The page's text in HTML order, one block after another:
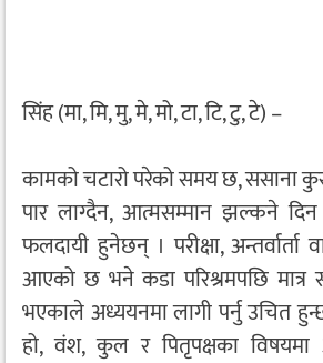
सिंह (मा, मि, मु, मे, मो, टा, टि, टु, टे) –
कामको चटारो परेको समय छ, ससाना
पार लाग्दैन, आत्मसम्मान झल्कने दिन
फलदायी हुनेछन् । परीक्षा, अन्तर्वार्ता
आएको छ भने कडा परिश्रमपछि
भएकाले अध्ययनमा लागी पर्नु उचित हुन्छ
हो, वंश, कुल र पितृपक्षका